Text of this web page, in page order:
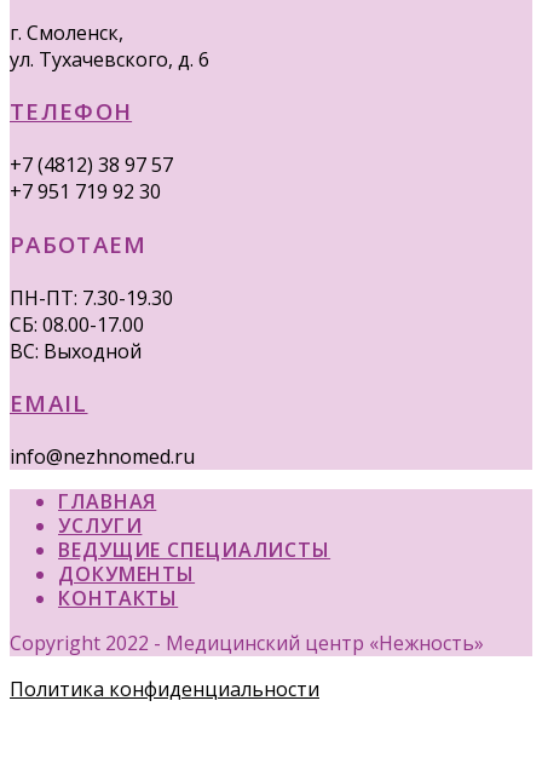
г. Смоленск,
ул. Тухачевского, д. 6
ТЕЛЕФОН
+7 (4812) 38 97 57
+7 951 719 92 30
РАБОТАЕМ
ПН-ПТ: 7.30-19.30
СБ: 08.00-17.00
ВС: Выходной
EMAIL
info@nezhnomed.ru
ГЛАВНАЯ
УСЛУГИ
ВЕДУЩИЕ СПЕЦИАЛИСТЫ
ДОКУМЕНТЫ
КОНТАКТЫ
Copyright 2022 - Медицинский центр «Нежность»
Политика конфиденциальности